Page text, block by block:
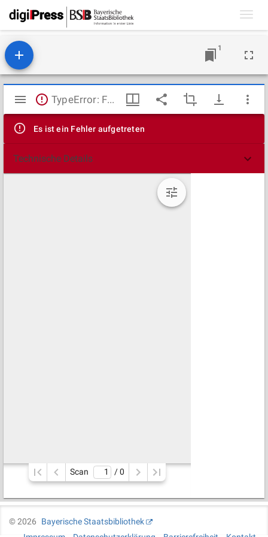
1
Mirador
Viewer
TypeError: Failed to fetch
Es ist ein Fehler aufgetreten
Technische Details
Scan / 0
©2026
Bayerische Staatsbibliothek